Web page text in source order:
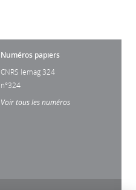
Numéros papiers
CNRS lemag 324
n°324
Voir tous les numéros